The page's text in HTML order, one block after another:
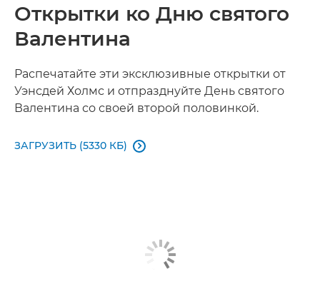
Открытки ко Дню святого
Валентина
Распечатайте эти эксклюзивные открытки от
Уэнсдей Холмс и отпразднуйте День святого
Валентина со своей второй половинкой.
ЗАГРУЗИТЬ (5330 КБ) 